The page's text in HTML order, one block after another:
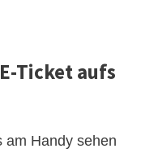
Ticket aufs
am Handy sehen